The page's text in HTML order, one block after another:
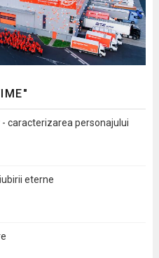
caracterizarea personajului
eterne